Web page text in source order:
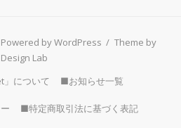
Powered by WordPress / Theme by
Design Lab
について
■お知らせ一覧
■特定商取引法に基づく表記